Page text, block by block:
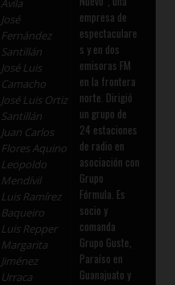
Ávila
José
Fernández
Santillán
José Luis
Camacho
José Luis Ortiz
Santillán
Juan Carlos
Flores Aquino
Leopoldo
Mendívil
Luis Ramírez
Baqueiro
Luis Repper
Margarita
Jiménez
Urraca
empresa de
espectaculare
s y en dos
emisoras FM
en la frontera
norte. Dirigió
un grupo de
24 estaciones
de radio en
asociación con
Grupo
Fórmula. Es
socio y
comanda
Grupo Guste,
Paraíso en
Guanajuato y